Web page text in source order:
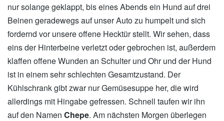
nur solange geklappt, bis eines Abends ein Hund auf drei
Beinen geradewegs auf unser Auto zu humpelt und sich
fordernd vor unsere offene Hecktür stellt. Wir sehen, dass
eins der Hinterbeine verletzt oder gebrochen ist, außerdem
klaffen offene Wunden an Schulter und Ohr und der Hund
ist in einem sehr schlechten Gesamtzustand. Der
Kühlschrank gibt zwar nur Gemüsesuppe her, die wird
allerdings mit Hingabe gefressen. Schnell taufen wir ihn
auf den Namen Chepe. Am nächsten Morgen überlegen